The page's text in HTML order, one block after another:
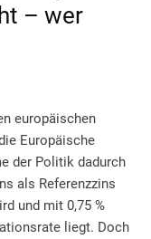
– wer
europäischen
Europäische
der Politik dadurch
als Referenzzins
und mit 0,75 %
liegt. Doch